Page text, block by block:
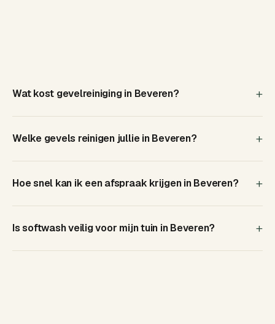
Wat kost gevelreiniging in Beveren?
Welke gevels reinigen jullie in Beveren?
Hoe snel kan ik een afspraak krijgen in Beveren?
Is softwash veilig voor mijn tuin in Beveren?